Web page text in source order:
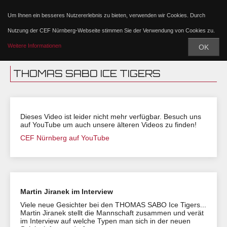
Um Ihnen ein besseres Nutzererlebnis zu bieten, verwenden wir Cookies. Durch
Nutzung der CEF Nürnberg-Webseite stimmen Sie der Verwendung von Cookies zu.
Weitere Informationen OK
THOMAS SABO ICE TIGERS
Dieses Video ist leider nicht mehr verfügbar. Besuch uns
auf YouTube um auch unsere älteren Videos zu finden!
CEF Nürnberg auf YouTube
Martin Jiranek im Interview
Viele neue Gesichter bei den THOMAS SABO Ice Tigers...
Martin Jiranek stellt die Mannschaft zusammen und verät
im Interview auf welche Typen man sich in der neuen